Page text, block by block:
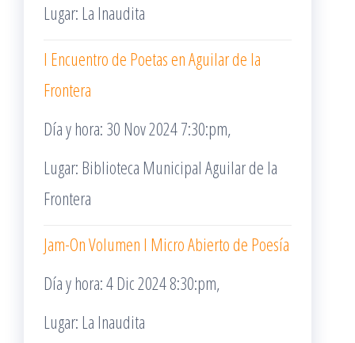
Lugar: La Inaudita
I Encuentro de Poetas en Aguilar de la
Frontera
Día y hora: 30 Nov 2024 7:30:pm,
Lugar: Biblioteca Municipal Aguilar de la
Frontera
Jam-On Volumen I Micro Abierto de Poesía
Día y hora: 4 Dic 2024 8:30:pm,
Lugar: La Inaudita